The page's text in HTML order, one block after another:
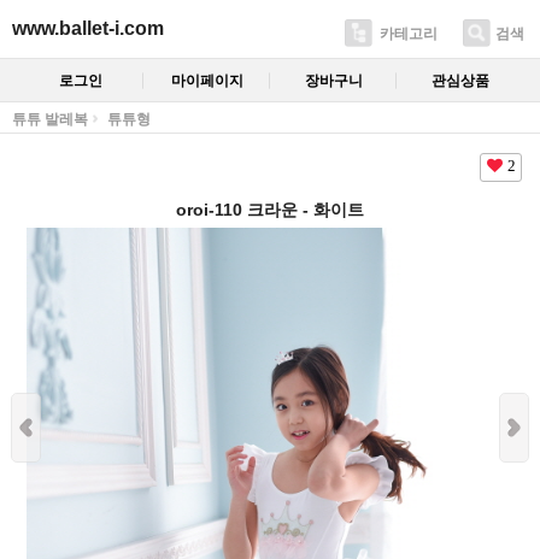
www.ballet-i.com 카테고리 검색
로그인 마이페이지 장바구니 관심상품
튜튜 발레복 튜튜형
2
oroi-110 크라운 - 화이트